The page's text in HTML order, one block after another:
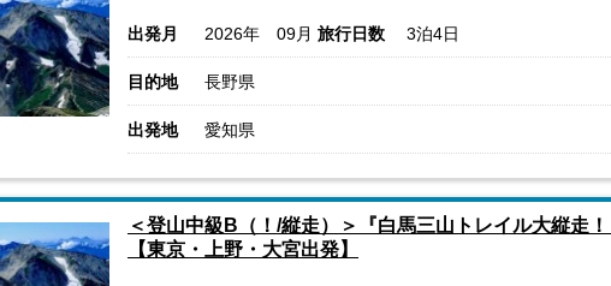
出発月 2026年 09月 旅行日数 3泊4日
目的地 長野県
出発地 愛知県
＜登山中級B（！/縦走）＞『白馬三山トレイル大縦
【東京・上野・大宮出発】